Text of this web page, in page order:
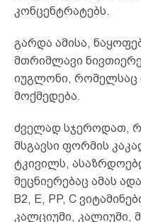
კონცენტრატებს.
გარდა ამისა,
მთრიმლავი
იუგლონი, რომელსაც
მოქმედება.
ძველად სჯეროდათ,
მსგავსი ფორმის
ტკივილს,
მეცნიერებაც ამას
B2, E, PP, C
კალციუმი, კალიუმი,